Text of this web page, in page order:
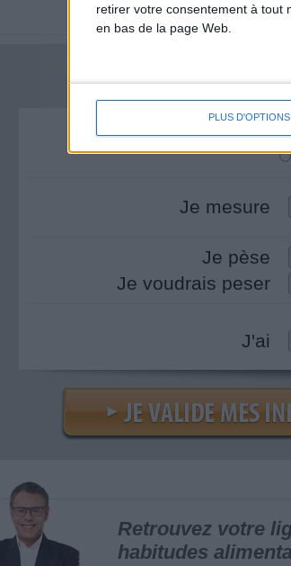
retirer votre consentement à tout
en bas de la page Web.
PLUS D'OPTIONS
Votre bilan
Je suis
Je mesure
Je pèse
Je voudrais peser
J'ai
Retrouvez votre
habitudes